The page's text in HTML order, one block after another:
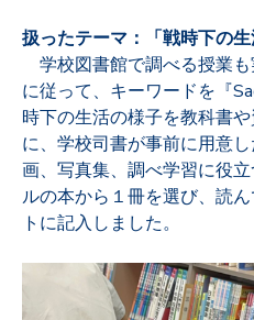
扱ったテーマ：「戦時下の生
学校図書館で調べる授業
に従って、キーワードを『
時下の生活の様子を教科書
に、学校司書が事前に用意
画、写真集、調べ学習に役
ルの本から１冊を選び、読
トに記入しました。